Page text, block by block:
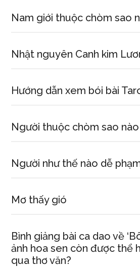
Nam giới thuộc chòm sao
Nhật nguyên Canh kim
Hướng dẫn xem bói bài
Người thuộc chòm sao
Người như thế nào dễ
Mơ thấy gió
Bình giảng bài ca dao về
ảnh hoa sen còn được thể
qua thơ văn?